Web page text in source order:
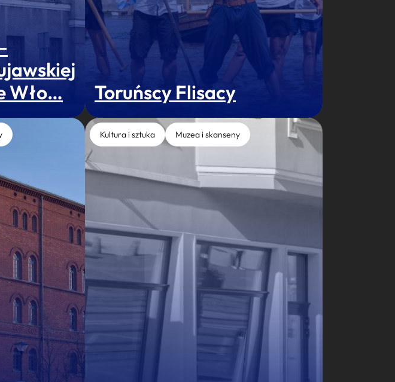
Wło…
Toruńscy Flisacy
Kultura i sztuka Muzea i skanseny